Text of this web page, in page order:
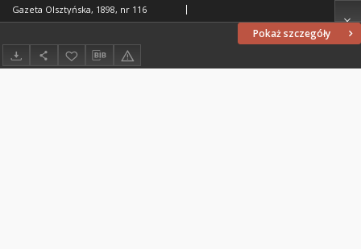
Pokaż szczegóły
Gazeta Olsztyńska, 1898, nr 116